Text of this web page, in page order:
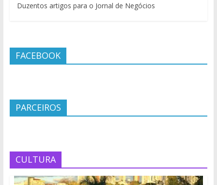
Duzentos artigos para o Jornal de Negócios
FACEBOOK
PARCEIROS
CULTURA